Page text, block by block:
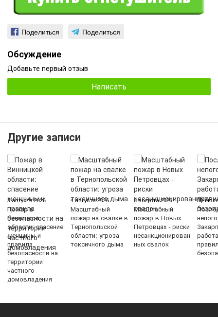
Поделиться Поделиться
Обсуждение
Добавьте первый отзыв
Написать
Другие записи
5 августа 2026
Пожар в
Винницкой
области: спасение
женщины и
правила
безопасности на
территории
частного
домовладения
4 августа 2026
Масштабный
пожар на свалке в
Тернопольской
области: угроза
токсичного дыма
3 августа 2026
Масштабный
пожар в Новых
Петровцах - риски
несанкционирован
ных свалок
30